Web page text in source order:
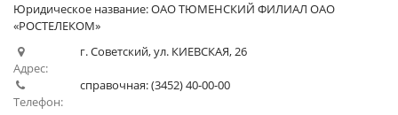
Юридическое название: ОАО ТЮМЕНСКИЙ ФИЛИАЛ ОАО
«РОСТЕЛЕКОМ»
Адрес:
г. Советский, ул. КИЕВСКАЯ, 26
Телефон:
справочная: (3452) 40-00-00